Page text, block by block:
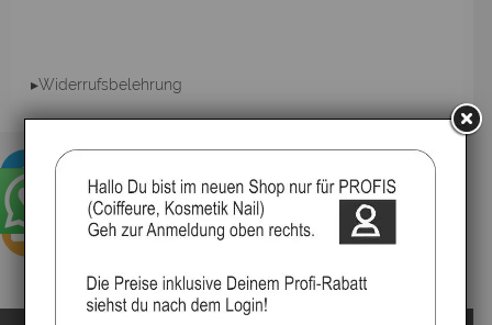
▸Widerrufsbelehrung